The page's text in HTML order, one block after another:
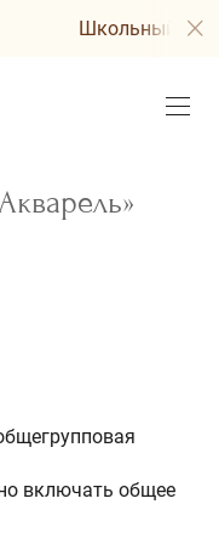
Школьный
включать общее